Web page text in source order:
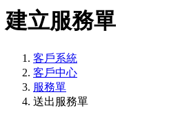
建立服務單
客戶系統
客戶中心
服務單
送出服務單